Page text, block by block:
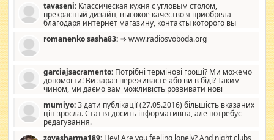
стандартные формы, в MebelOk, креативненько и что главное -
со вкусом все в порядке, без ненужных наворотов удорожающих
мебель, а это не последний фактор.
tavaseni: Классическая кухня с угловым столом,
прекрасный дизайн, высокое качество я приобрела
благодаря интернет магазину, контакты которого вы
romanenko sasha83: ⇒ www.radiosvoboda.org
garciajsacramento: Потрібні термінові гроші? Ми можемо
допомогти! Ви зараз переживаєте або ви в біді? Таким
чином, ми даємо вам можливість розвивати нові
допомагати людям, які намагаються дати їм шанс. Кожен
заслуговує на другий шанс, і, оскільки влада не зможе, вони
повинні приймати від інших. Для нас нема багато суми, і зрілість
mumiyo:З дати публікації (27.05.2016) більшість вказаних
цін зросла. Стаття досить інформативна, але потребує
редагування.
zoyasharma189: Hey! Are you feeling lonely? And night clubs,